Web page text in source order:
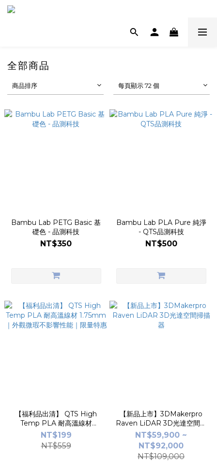
全部商品
商品排序 每頁顯示 72 個
Bambu Lab PETG Basic 基
礎色 - 品測科技
NT$350
Bambu Lab PLA Pure 純淨
- QTS品測科技
NT$500
【福利品出清】 QTS High
Temp PLA 耐高溫線材
1.75mm｜外觀微瑕不影響性
能｜限量特惠
NT$199
NT$559
【新品上市】3DMakerpro
Raven LiDAR 3D光達空間掃
描器
NT$59,900 ~
NT$92,000
NT$109,000